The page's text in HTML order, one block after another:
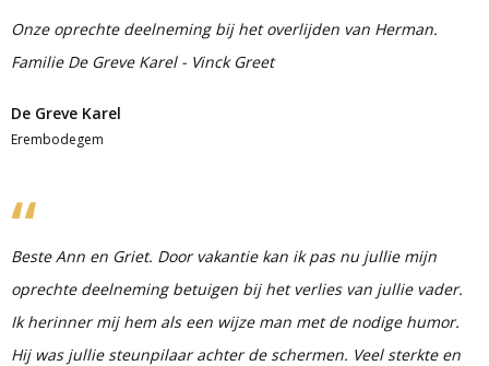
Onze oprechte deelneming bij het overlijden van Herman.
Familie De Greve Karel - Vinck Greet
De Greve Karel
Erembodegem
Beste Ann en Griet. Door vakantie kan ik pas nu jullie mijn
oprechte deelneming betuigen bij het verlies van jullie vader.
Ik herinner mij hem als een wijze man met de nodige humor.
Hij was jullie steunpilaar achter de schermen. Veel sterkte en